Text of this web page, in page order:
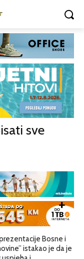
sve
Bosne i
istakao je da je